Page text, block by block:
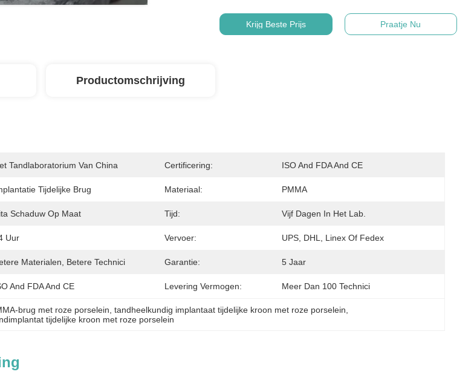
Krijg Beste Prijs Praatje Nu
Productomschrijving
Tandlaboratorium Van China Certificering: ISO And FDA And CE
Tijdelijke Brug Materiaal: PMMA
Schaduw Op Maat Tijd: Vijf Dagen In Het Lab.
Uur Vervoer: UPS, DHL, Linex Of Fedex
Materialen, Betere Technici Garantie: 5 Jaar
And FDA And CE Levering Vermogen: Meer Dan 100 Technici
brug met roze porselein , tandheelkundig implantaat tijdelijke kroon met roze porselein
tijdelijke kroon met roze porselein